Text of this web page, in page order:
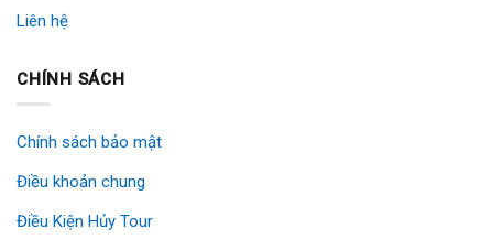
Liên hệ
CHÍNH SÁCH
Chính sách bảo mật
Điều khoản chung
Điều Kiện Hủy Tour